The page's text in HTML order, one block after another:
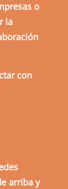
o
la
con
arriba y